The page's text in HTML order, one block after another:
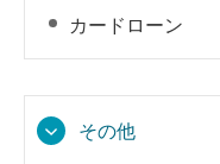
カードローン
その他